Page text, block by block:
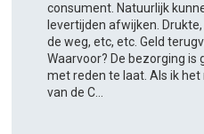
consument. Natuurlijk
levertijden afwijken.
de weg, etc, etc. Geld
Waarvoor? De bezorging is
met reden te laat. Als ik
van de C...